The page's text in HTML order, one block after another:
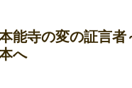
能寺の変の証言者
へ